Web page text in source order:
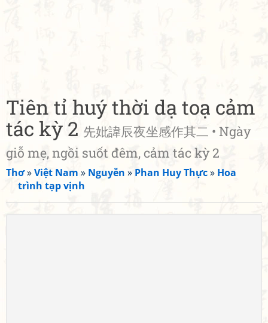
Tiên tỉ huý thời dạ toạ cảm
tác kỳ 2 先妣諱辰夜坐感作其二 • Ngày
giỗ mẹ, ngồi suốt đêm, cảm tác kỳ 2
Thơ»Việt Nam » Nguyễn » Phan Huy Thực» Hoa
trình tạp vịnh